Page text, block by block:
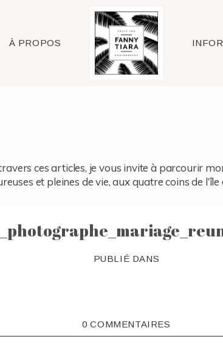
À PROPOS Raleigh
ces articles, je vous invite à parcourir
et pleines de vie, aux quatre coins de
PUBLIÉ DANS
0 COMMENTAIRES